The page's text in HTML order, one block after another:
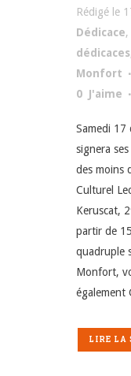
Rédigé le
Dédicace,
dédicaces
Monfort
0 J'aime
Samedi 17
signera
des moins
Culturel
Keruscat,
partir de
quadruple
Monfort,
également
LIRE LA